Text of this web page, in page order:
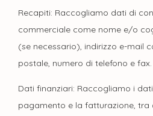
Recapiti: Raccogliamo dati di
commerciale come nome e/o
(se necessario), indirizzo e-mail
postale, numero di telefono e fax.
Dati finanziari: Raccogliamo i
pagamento e la fatturazione, tra